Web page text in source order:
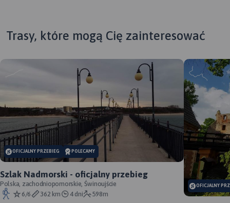
Trasy, które mogą Cię zainteresować
OFICJALNY PRZEBIEG POLECAMY
Szlak Nadmorski - oficjalny przebieg
Polska, zachodniopomorskie, Świnoujście
6/6
362 km 4 dni 598m
OFICJALNY